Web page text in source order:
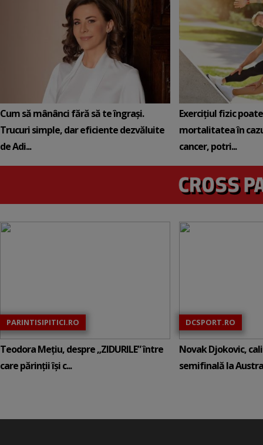
Cum să mânânci fără să te îngrași.
Trucuri simple, dar eficiente dezvăluite
de Adi...
Exercițiul fizic
mortalitatea în
cancer, potri...
PARINTISIPITICI.RO
Teodora Mețiu, despre „ZIDURILE” între
care părinții își c...
DCSPORT.RO
Novak Djokovic,
semifinală la